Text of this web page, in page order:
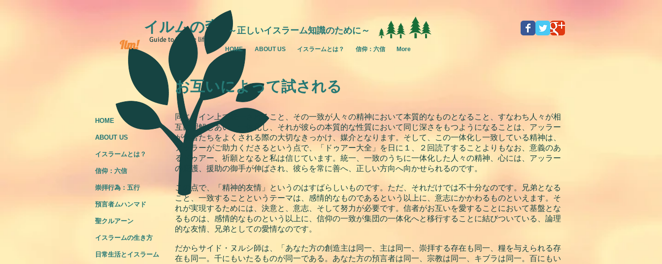
イルムの森
Guide to Islamic life
～正しいイスラーム知識のために～
Ilm! HOME ABOUT US イスラームとは？ 信仰：六信 More
HOME
ABOUT US
イスラームとは？
信仰：六信
崇拝行為：五行
預言者ムハンマド
聖クルアーン
イスラームの生き方
日常生活とイスラーム
お互いによって試される
同じライン上で統一されること、その一致が人々の精神において本質的なものとなること、すなわち人々が相
互に理解しあい、一体化し、それが彼らの本質的な性質において同じ深さをもつようになることは、アッラー
が信者たちをよくされる際の大切なきっかけ、媒介となります。そして、この一体化し一致している精神は、
アッラーがご助力くださるという点で、「ドゥアー大全」を日に１、２回読了することよりもなお、意義のあ
るドゥアー、祈願となると私は信じています。統一、一致のうちに一体化した人々の精神、心には、アッラー
の庇護、援助の御手が伸ばされ、彼らを常に善へ、正しい方向へ向かせられるのです。
この点で、「精神的友情」というのはすばらしいものです。ただ、それだけでは不十分なのです。兄弟となる
こと、一致することというテーマは、感情的なものであるという以上に、意志にかかわるものといえます。そ
れが実現するためには、決意と、意志、そして努力が必要です。信者がお互いを愛することにおいて基盤とな
るものは、感情的なものという以上に、信仰の一致が集団の一体化へと移行することに結びついている、論理
的な友情、兄弟としての愛情なのです。
だからサイド・ヌルシ師は、「あなた方の創造主は同一、主は同一、崇拝する存在も同一、糧を与えられる存
在も同一。千にもいたるものが同一である。あなた方の預言者は同一、宗教は同一、キブラは同一。百にもい